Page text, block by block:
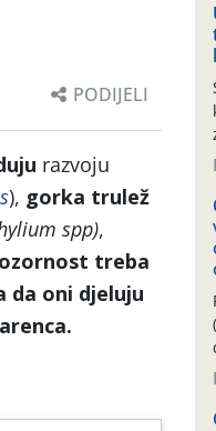
PODIJELI
razvoju
), gorka trulež
spp),
treba
da oni djeluju